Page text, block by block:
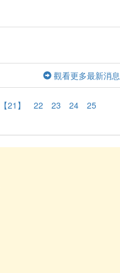
觀看更多最新消息
【21】 22 23 24
25